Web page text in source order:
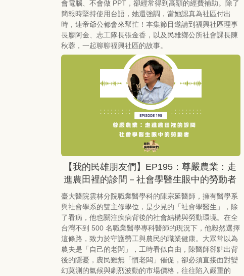
會電腦、不會做 PPT，卻經常得到高額的經費補助。除了
簡報時堅持使用台語，她還強調，當她認真為社區付出
時，連帝爺公都會來幫忙！本集節目邀請到福興社區理事
長廖阿金、志工隊長張金香，以及民雄鄉公所社會課長陳
秋蓉，一起聊聊福興社區的故事。
【我的民雄朋友們】EP195：尊嚴農業：走
進農田裡的診間－社會學醫生眼中的勞動者
臺大醫院雲林分院職業醫學科的陳宗延醫師，擁有醫學系
與社會學系的雙主修學位，是少見的「社會學醫生」，除
了看病，他也關注疾病背後的社會結構與勞動環境。在全
台灣不到 500 名職業醫學專科醫師的現況下，他毅然選擇
這條路，致力於守護勞工與農民的職業健康。大眾常以為
農夫是「自己的老闆」，工時看似自由，陳醫師卻點出背
後的隱憂，農民雖無「慣老闆」催促，卻必須直接面對變
幻莫測的氣候與劇烈波動的市場價格，往往陷入嚴重的